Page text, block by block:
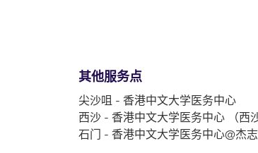
其他服务点
尖沙咀 - 香港中文大学医务中心
西沙 - 香港中文大学医务中心 （西沙
石门 - 香港中文大学医务中心@杰志